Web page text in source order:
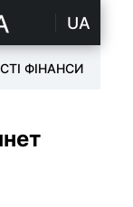
UA
ФІНАНСИ